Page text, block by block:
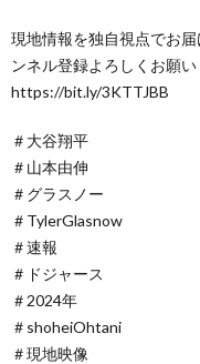
現地情報を独自視点でお
ンネル登録よろしくお願い
https://bit.ly/3KTTJBB
＃大谷翔平
＃山本由伸
＃グラスノー
＃TylerGlasnow
＃速報
＃ドジャース
＃2024年
＃shoheiOhtani
＃現地映像